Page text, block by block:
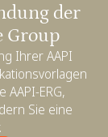
der
Group
Ihrer AAPI
ERG,
Sie eine